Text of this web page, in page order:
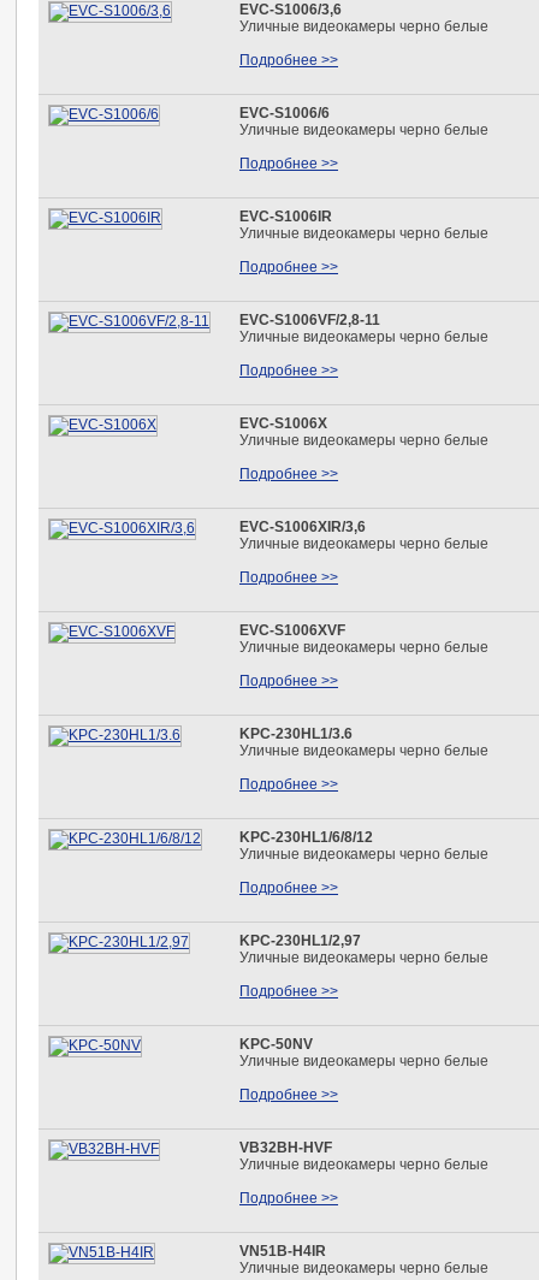
EVC-S1006/3,6
Уличные видеокамеры черно белые
Подробнее >>
EVC-S1006/6
Уличные видеокамеры черно белые
Подробнее >>
EVC-S1006IR
Уличные видеокамеры черно белые
Подробнее >>
EVC-S1006VF/2,8-11
Уличные видеокамеры черно белые
Подробнее >>
EVC-S1006Х
Уличные видеокамеры черно белые
Подробнее >>
EVC-S1006ХIR/3,6
Уличные видеокамеры черно белые
Подробнее >>
EVC-S1006XVF
Уличные видеокамеры черно белые
Подробнее >>
KPC-230HL1/3.6
Уличные видеокамеры черно белые
Подробнее >>
KPC-230HL1/6/8/12
Уличные видеокамеры черно белые
Подробнее >>
KPC-230HL1/2,97
Уличные видеокамеры черно белые
Подробнее >>
KPC-50NV
Уличные видеокамеры черно белые
Подробнее >>
VB32BH-HVF
Уличные видеокамеры черно белые
Подробнее >>
VN51B-H4IR
Уличные видеокамеры черно белые